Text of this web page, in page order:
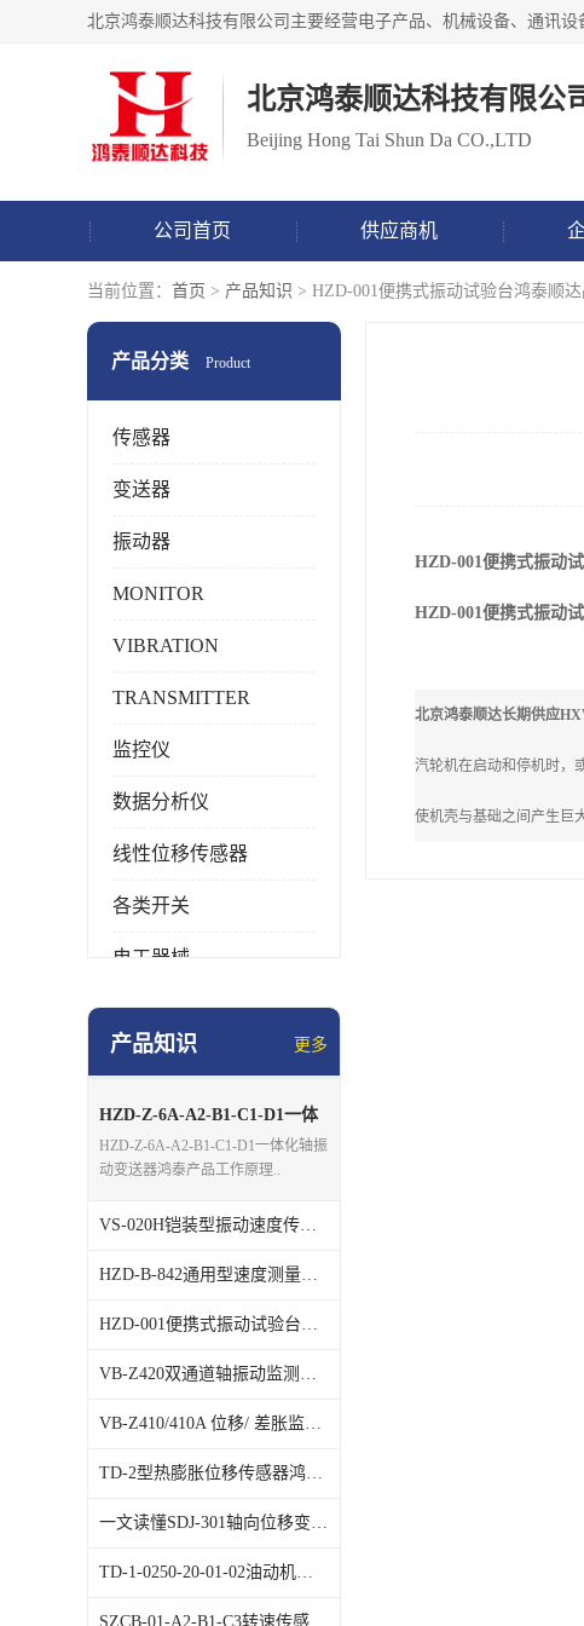
北京鸿泰顺达科技有限公
Beijing Hong Tai Shun Da CO.,LTD
公司首页 供应商机
当前位置： 首页 > 产品知识 > HZD-001便携式振动试验台鸿泰顺
产品分类 Product
传感器
变送器
振动器
MONITOR
VIBRATION
TRANSMITTER
监控仪
数据分析仪
线性位移传感器
各类开关
电工器械
模块化产品
特殊用处传感器
特殊用途变送器
产品知识 更多
HZD-Z-6A-A2-B1-C1-D1一体
化轴振动变送器鸿泰产品工作
原理和监测数据归纳整理技术
HZD-Z-6A-A2-B1-C1-D1一体化轴振
动变送器鸿泰产品工作原理..
VS-020H铠装型振动速度传感器鸿泰 产品控制监测灵敏度的技术技巧
HZD-B-842通用型速度测量仪鸿泰顺达品牌打折优惠促销3个月活动开始
HZD-001便携式振动试验台鸿泰顺达品牌的技术特点和功能介绍
VB-Z420双通道轴振动监测仪鸿泰顺达产品的特点优势
VB-Z410/410A 位移/ 差胀监测仪产品使用方法介绍
TD-2型热膨胀位移传感器鸿泰顺达产品的优势特长
一文读懂SDJ-301轴向位移变送器安装调试步骤
TD-1-0250-20-01-02油动机变送器鸿泰顺达产品优势特点
HZD-001便携式振动
HZD-001便携式振动
北京鸿泰顺达长期供应
汽轮机在启动和停机时，
使机壳与基础之间产生巨